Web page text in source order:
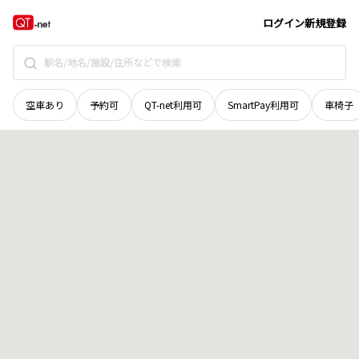
ログイン新規登録
空車あり 予約可 QT-net利用可 SmartPay利用可 車椅子
山梨県